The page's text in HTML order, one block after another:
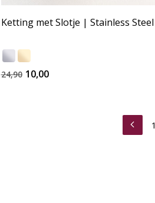
Ketting met Slotje | Stainless Steel
24,90 10,00
1